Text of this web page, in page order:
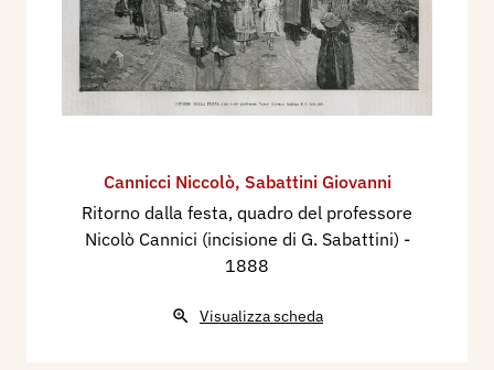
Cannicci Niccolò, Sabattini Giovanni
Ritorno dalla festa, quadro del professore
Nicolò Cannici (incisione di G. Sabattini) -
1888
Visualizza scheda